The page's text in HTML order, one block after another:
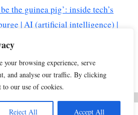
your browsing experience, serve
and analyse our traffic. By clicking
our use of cookies.
Reject All Accept All
the guinea pig’: inside tech’s
| AI (artificial intelligence) |
útiles ni justos